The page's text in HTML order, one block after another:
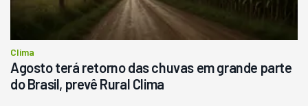
Clima
Agosto terá retorno das chuvas em grande parte
do Brasil, prevê Rural Clima